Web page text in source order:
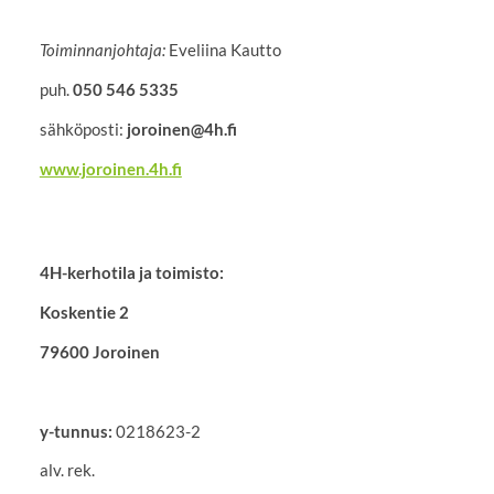
Toiminnanjohtaja:Eveliina Kautto
puh.050 546 5335
sähköposti: joroinen@4h.fi
www.joroinen.4h.fi
4H-kerhotila ja toimisto:
Koskentie 2
79600 Joroinen
y-tunnus: 0218623-2
alv. rek.